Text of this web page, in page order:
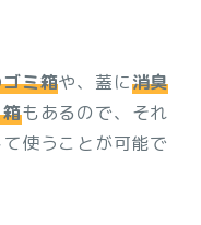
ミ箱や、蓋に消臭
もあるので、それ
使うことが可能で